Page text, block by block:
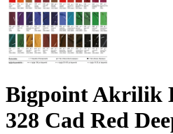
Bigpoint Akrilik
328 Cad Red